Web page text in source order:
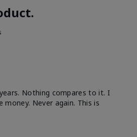
Nothing compares to it. I
money. Never again. This is